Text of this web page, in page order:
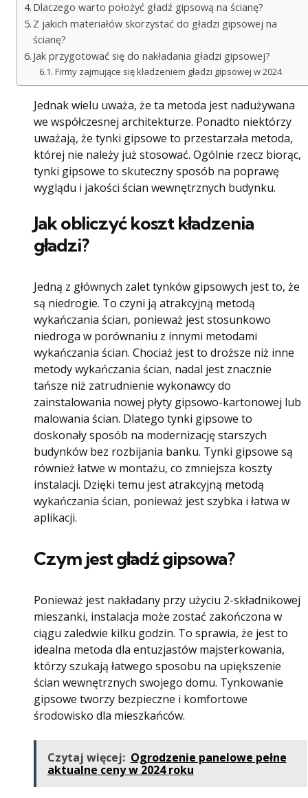
Dlaczego warto położyć gładź gipsową na ścianę?
Z jakich materiałów skorzystać do gładzi gipsowej na
ścianę?
Jak przygotować się do nakładania gładzi gipsowej?
Firmy zajmujące się kładzeniem gładzi gipsowej w 2024
Jednak wielu uważa, że ​​ta metoda jest nadużywana
we współczesnej architekturze. Ponadto niektórzy
uważają, że tynki gipsowe to przestarzała metoda,
której nie należy już stosować. Ogólnie rzecz biorąc,
tynki gipsowe to skuteczny sposób na poprawę
wyglądu i jakości ścian wewnętrznych budynku.
Jak obliczyć koszt kładzenia
gładzi?
Jedną z głównych zalet tynków gipsowych jest to, że
są niedrogie. To czyni ją atrakcyjną metodą
wykańczania ścian, ponieważ jest stosunkowo
niedroga w porównaniu z innymi metodami
wykańczania ścian. Chociaż jest to droższe niż inne
metody wykańczania ścian, nadal jest znacznie
tańsze niż zatrudnienie wykonawcy do
zainstalowania nowej płyty gipsowo-kartonowej lub
malowania ścian. Dlatego tynki gipsowe to
doskonały sposób na modernizację starszych
budynków bez rozbijania banku. Tynki gipsowe są
również łatwe w montażu, co zmniejsza koszty
instalacji. Dzięki temu jest atrakcyjną metodą
wykańczania ścian, ponieważ jest szybka i łatwa w
aplikacji.
Czym jest gładź gipsowa?
Ponieważ jest nakładany przy użyciu 2-składnikowej
mieszanki, instalacja może zostać zakończona w
ciągu zaledwie kilku godzin. To sprawia, że ​​jest to
idealna metoda dla entuzjastów majsterkowania,
którzy szukają łatwego sposobu na upiększenie
ścian wewnętrznych swojego domu. Tynkowanie
gipsowe tworzy bezpieczne i komfortowe
środowisko dla mieszkańców.
Czytaj więcej: Ogrodzenie panelowe pełne
aktualne ceny w 2024 roku